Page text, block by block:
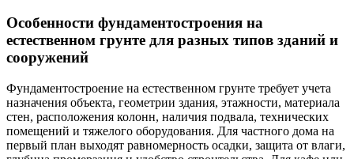
Особенности фундаментостроения на
естественном грунте для разных типов зданий и
сооружений
Фундаментостроение на естественном грунте требует учета
назначения объекта, геометрии здания, этажности, материала
стен, расположения колонн, наличия подвала, технических
помещений и тяжелого оборудования. Для частного дома на
первый план выходят равномерность осадки, защита от влаги,